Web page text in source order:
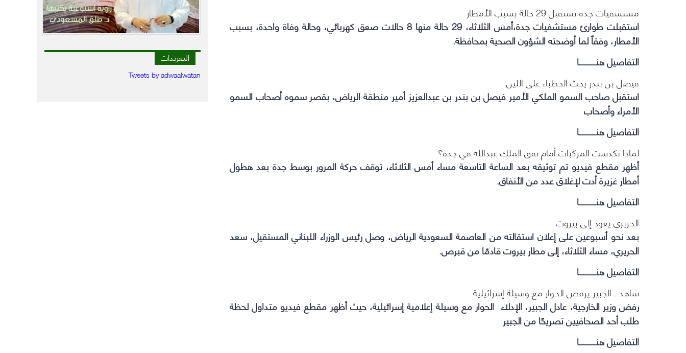
مستشفيات جدة تستقبل 29 حالة بسبب الأمطار
استقبلت طوارئ مستشفيات جدة،أمس الثلاثاء، 29 حالة منها 8 حالات صعق كهربائي، وحالة وفاة واحدة، بسبب
الأمطار، وفقاً لما أوضحته الشؤون الصحية بمحافظة.
التفاصيل هنـــــــــــا
فيصل بن بندر يحث الخطباء على اللين
استقبل صاحب السمو الملكي الأمير فيصل بن بندر بن عبدالعزيز أمير منطقة الرياض، بقصر سموه أصحاب السمو
الأمراء وأصحاب
التفاصيل هنـــــــــــا
لماذا تكدست المركبات أمام نفق الملك عبدالله في جدة؟
أظهر مقطع فيديو تم توثيقه بعد الساعة التاسعة مساء أمس الثلاثاء، توقف حركة المرور بوسط جدة بعد هطول
أمطار غزيرة أدت لإغلاق عدد من الأنفاق.
التفاصيل هنـــــــــــا
الحريري يعود إلى بيروت
بعد نحو أسبوعين على إعلان استقالته من العاصمة السعودية الرياض، وصل رئيس الوزراء اللبناني المستقيل، سعد
الحريري، مساء الثلاثاء، إلى مطار بيروت قادمًا من قبرص.
التفاصيل هنـــــــــــا
شاهد.. الجبير يرفض الحوار مع وسيلة إسرائيلية
رفض وزير الخارجية، عادل الجبير، الإدلاء الحوار مع وسيلة إعلامية إسرائيلية، حيثأظهر مقطع فيديو متداول لحظة
طلب أحد الصحافيين تصريحًا من الجبير
التفاصيل هنـــــــــــا
التغريدات
Tweets by adwaalwatan